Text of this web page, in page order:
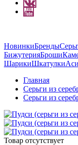
НовинкиБренды
БижутерияБроши
ШарикиШкатулки
Главная
Серьги из
Серьги из
Товар отсутствует